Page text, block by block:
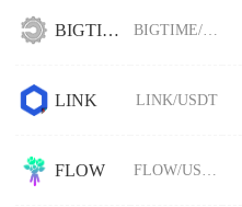
BIGTIME BIGTIME/USDT
LINK LINK/USDT
FLOW FLOW/USDT